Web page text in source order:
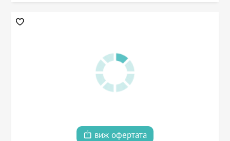
виж офертата